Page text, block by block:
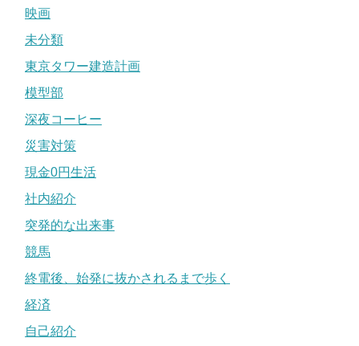
映画
未分類
東京タワー建造計画
模型部
深夜コーヒー
災害対策
現金0円生活
社内紹介
突発的な出来事
競馬
終電後、始発に抜かされるまで歩く
経済
自己紹介